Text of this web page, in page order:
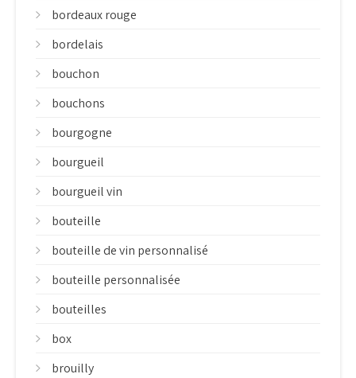
bordeaux rouge
bordelais
bouchon
bouchons
bourgogne
bourgueil
bourgueil vin
bouteille
bouteille de vin personnalisé
bouteille personnalisée
bouteilles
box
brouilly